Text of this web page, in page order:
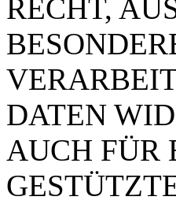
RECHT,
DATEN
AUCH FÜR